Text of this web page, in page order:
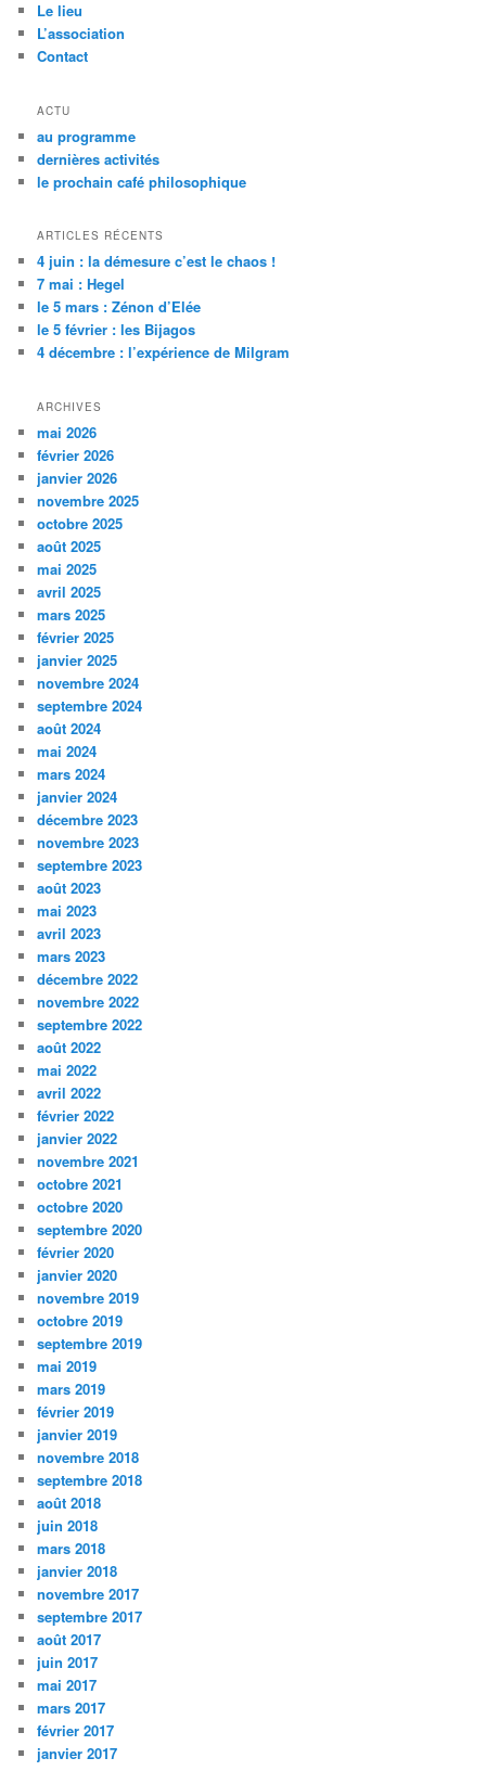
e
Le lieu
L’association
Contact
ACTU
au programme
dernières activités
le prochain café philosophique
ARTICLES RÉCENTS
4 juin : la démesure c’est le chaos !
7 mai : Hegel
le 5 mars : Zénon d’Elée
le 5 février : les Bijagos
4 décembre : l’expérience de Milgram
ARCHIVES
mai 2026
février 2026
janvier 2026
novembre 2025
octobre 2025
août 2025
mai 2025
avril 2025
mars 2025
février 2025
janvier 2025
novembre 2024
septembre 2024
août 2024
mai 2024
mars 2024
janvier 2024
décembre 2023
novembre 2023
septembre 2023
août 2023
mai 2023
avril 2023
mars 2023
décembre 2022
novembre 2022
septembre 2022
août 2022
mai 2022
avril 2022
février 2022
janvier 2022
novembre 2021
octobre 2021
octobre 2020
septembre 2020
février 2020
janvier 2020
novembre 2019
octobre 2019
septembre 2019
mai 2019
mars 2019
février 2019
janvier 2019
novembre 2018
septembre 2018
août 2018
juin 2018
mars 2018
janvier 2018
novembre 2017
septembre 2017
août 2017
juin 2017
mai 2017
mars 2017
février 2017
janvier 2017